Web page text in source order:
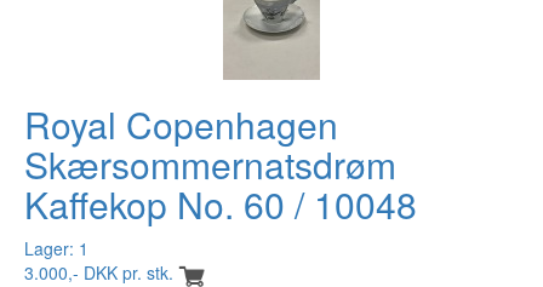
Royal Copenhagen
Skærsommernatsdrøm
Kaffekop No. 60 / 10048
Lager: 1
3.000,- DKK pr. stk.